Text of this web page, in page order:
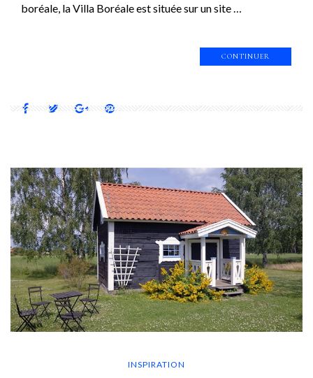
boréale, la Villa Boréale est située sur un site …
CONTINUER
INSPIRATION